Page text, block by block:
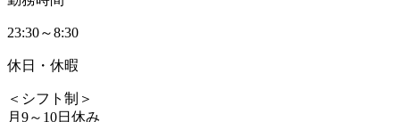
23:30～8:30
休日・休暇
＜シフト制＞
月9～10日休み